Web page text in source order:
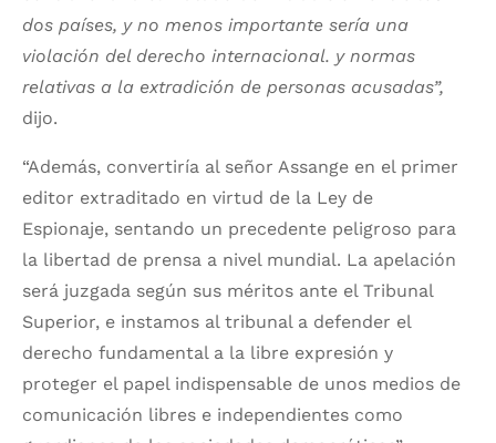
dos países, y no menos importante sería una
violación del derecho internacional. y normas
relativas a la extradición de personas acusadas”,
dijo.
“Además, convertiría al señor Assange en el primer
editor extraditado en virtud de la Ley de
Espionaje, sentando un precedente peligroso para
la libertad de prensa a nivel mundial. La apelación
será juzgada según sus méritos ante el Tribunal
Superior, e instamos al tribunal a defender el
derecho fundamental a la libre expresión y
proteger el papel indispensable de unos medios de
comunicación libres e independientes como